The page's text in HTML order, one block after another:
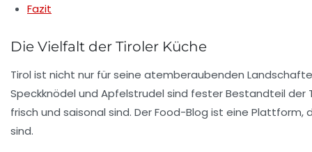
Fazit
Die Vielfalt der Tiroler Küche
Tirol ist nicht nur für seine atemberaubenden
Speckknödel und Apfelstrudel sind fester Bestandteil
frisch und saisonal sind. Der Food-Blog ist eine
sind.